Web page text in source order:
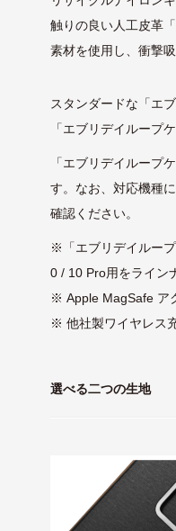
触りの良い人工皮革
素材を使用し、衝撃
スタンダードな「エ
「エブリデイループ
「エブリデイループ
す。なお、対応機種
確認ください。
※「エブリデイルー
0 / 10 Pro用をライン
※ Apple MagSafe ア
※ 他社製ワイヤレス
選べる二つの生地